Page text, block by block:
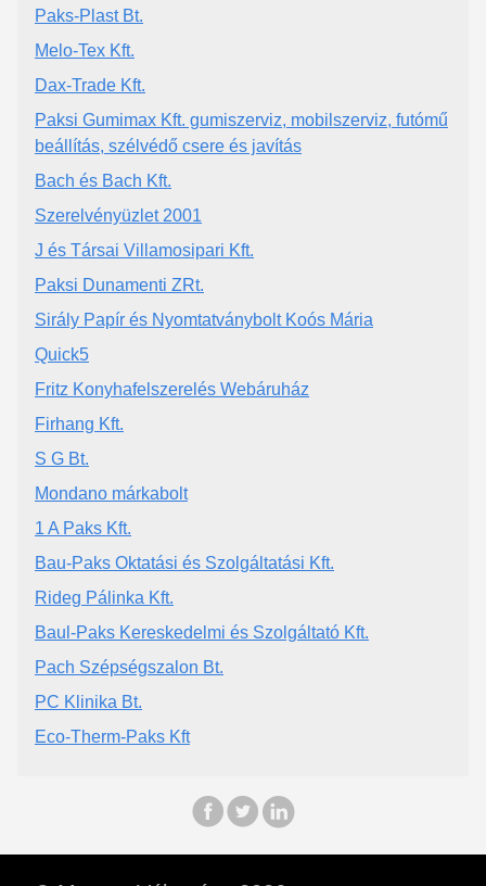
Paks-Plast Bt.
Melo-Tex Kft.
Dax-Trade Kft.
Paksi Gumimax Kft. gumiszerviz, mobilszerviz, futómű
beállítás, szélvédő csere és javítás
Bach és Bach Kft.
Szerelvényüzlet 2001
J és Társai Villamosipari Kft.
Paksi Dunamenti ZRt.
Sirály Papír és Nyomtatványbolt Koós Mária
Quick5
Fritz Konyhafelszerelés Webáruház
Firhang Kft.
S G Bt.
Mondano márkabolt
1 A Paks Kft.
Bau-Paks Oktatási és Szolgáltatási Kft.
Rideg Pálinka Kft.
Baul-Paks Kereskedelmi és Szolgáltató Kft.
Pach Szépségszalon Bt.
PC Klinika Bt.
Eco-Therm-Paks Kft